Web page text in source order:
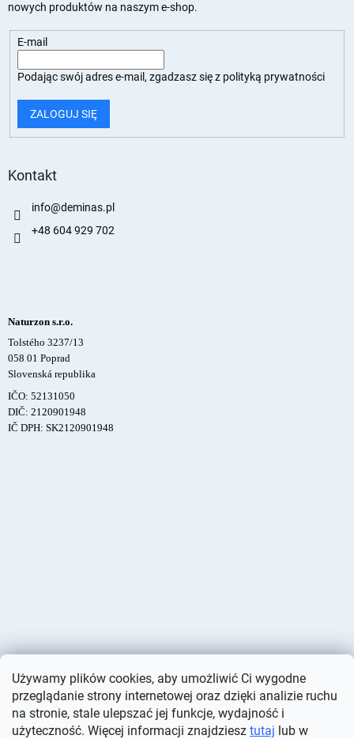
Używamy plików cookies, aby umożliwić Ci wygodne
przeglądanie strony internetowej oraz dzięki analizie ruchu
na stronie, stale ulepszać jej funkcje, wydajność i
użyteczność. Więcej informacji znajdziesz tutaj lub w
nowych produktów na naszym e-shop.
E-mail
Podając swój adres e-mail, zgadzasz się z polityką prywatności
ZALOGUJ SIĘ
Kontakt
info@deminas.pl
+48 604 929 702
Naturzon s.r.o.
Tolstého 3237/13
058 01 Poprad
Slovenská republika
IČO: 52131050
DIČ: 2120901948
IČ DPH: SK2120901948